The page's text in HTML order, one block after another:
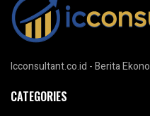
Icconsultant.co.id - Berita
CATEGORIES